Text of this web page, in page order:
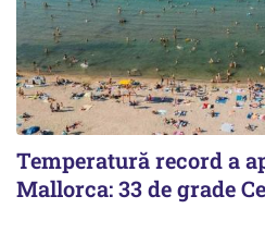
Temperatură record a
Mallorca: 33 de grade